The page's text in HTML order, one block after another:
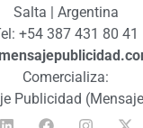
Salta | Argentina
+54 387 431 80 41
Comercializa:
Publicidad